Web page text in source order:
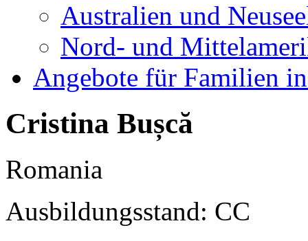
Australien und
Nord- und
Angebote für Familien
Cristina Bușcă
Romania
Ausbildungsstand: CC